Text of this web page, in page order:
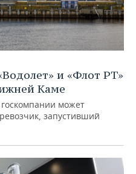
и «Флот РТ»
Каме
может
запустивший